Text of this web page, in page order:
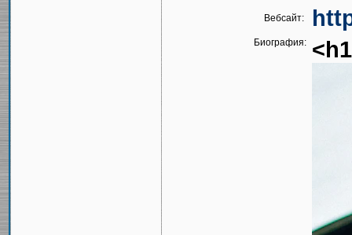
Вебсайт:
Биография: